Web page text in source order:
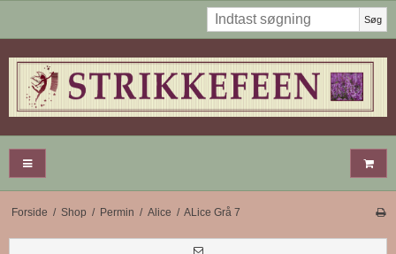
Søg
Forside / Shop / Permin / Alice / ALice Grå 7